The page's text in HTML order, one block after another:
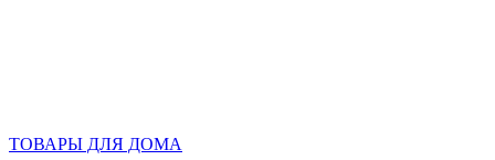
ТОВАРЫ ДЛЯ ДОМА